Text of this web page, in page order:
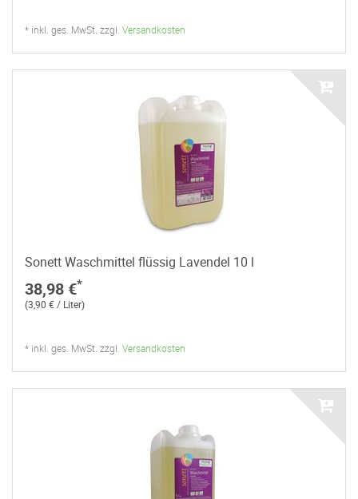
* inkl. ges. MwSt. zzgl. Versandkosten
Sonett Waschmittel flüssig Lavendel 10 l
38,98 €*
(3,90 € / Liter)
* inkl. ges. MwSt. zzgl. Versandkosten